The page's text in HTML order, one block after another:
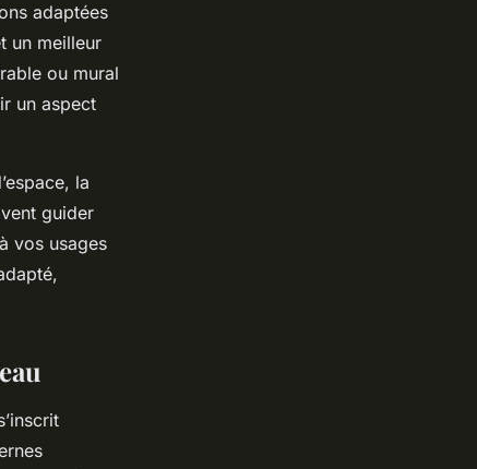
adaptées
un meilleur
ou mural
un aspect
la
guider
vos usages